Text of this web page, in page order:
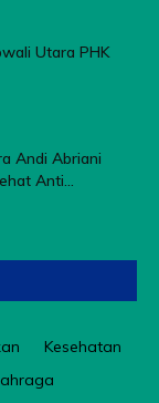
Utara PHK
Andi Abriani
Anti...
Kesehatan